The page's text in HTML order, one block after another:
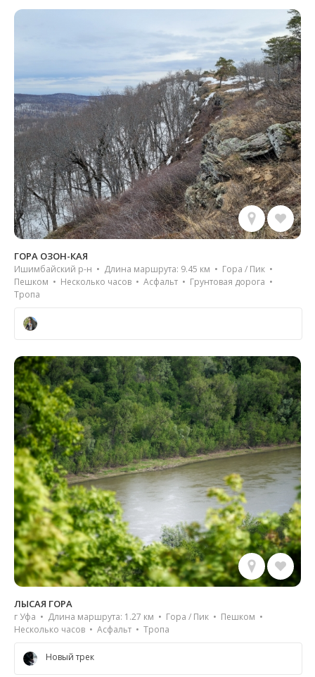
ГОРА ОЗОН-КАЯ
Ишимбайский р-н • Длина маршрута: 9.45 км • Гора / Пик •
Пешком • Несколько часов • Асфальт • Грунтовая дорога •
Тропа
ЛЫСАЯ ГОРА
г Уфа • Длина маршрута: 1.27 км • Гора / Пик • Пешком •
Несколько часов • Асфальт • Тропа
Новый трек